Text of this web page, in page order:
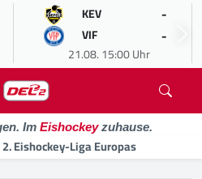
KEV -
VIF -
21.08. 15:00 Uhr
Im Eishockeyzuhause.
Eishockey-Liga Europas